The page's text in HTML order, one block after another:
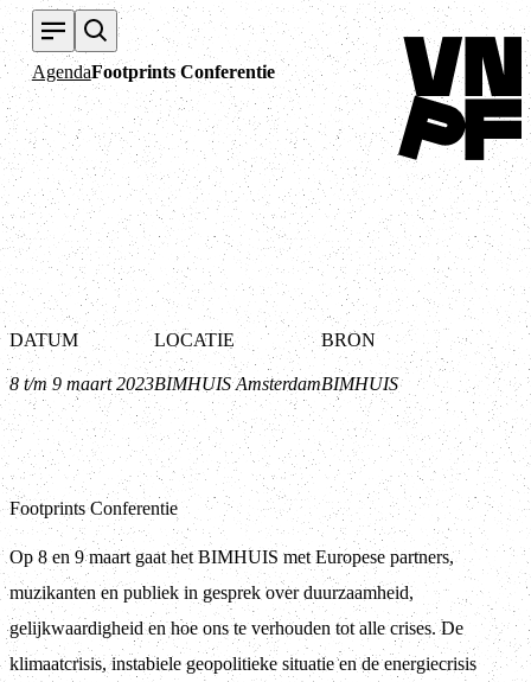
AgendaFootprints Conferentie
Terug naar
DATUM
8 t/m 9 maart 2023
LOCATIE
BIMHUIS Amsterdam
BRON
BIMHUIS
Footprints Conferentie
Op 8 en 9 maart gaat het BIMHUIS met Europese partners,
muzikanten en publiek in gesprek over duurzaamheid,
gelijkwaardigheid en hoe ons te verhouden tot alle crises. De
klimaatcrisis, instabiele geopolitieke situatie en de energiecrisis